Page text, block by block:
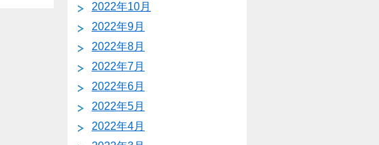
2022年10月
2022年9月
2022年8月
2022年7月
2022年6月
2022年5月
2022年4月